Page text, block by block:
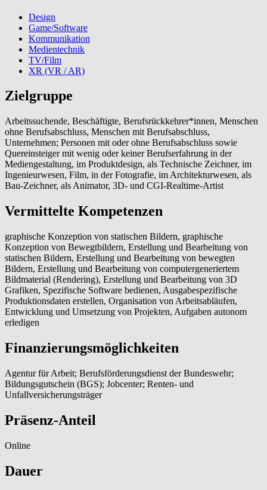
Design
Game/Software
Kommunikation
Medientechnik
TV/Film
XR (VR / AR)
Zielgruppe
Arbeitssuchende, Beschäftigte, Berufsrückkehrer*innen, Menschen
ohne Berufsabschluss, Menschen mit Berufsabschluss,
Unternehmen; Personen mit oder ohne Berufsabschluss sowie
Quereinsteiger mit wenig oder keiner Berufserfahrung in der
Mediengestaltung, im Produktdesign, als Technische Zeichner, im
Ingenieurwesen, Film, in der Fotografie, im Architekturwesen, als
Bau-Zeichner, als Animator, 3D- und CGI-Realtime-Artist
Vermittelte Kompetenzen
graphische Konzeption von statischen Bildern, graphische
Konzeption von Bewegtbildern, Erstellung und Bearbeitung von
statischen Bildern, Erstellung und Bearbeitung von bewegten
Bildern, Erstellung und Bearbeitung von computergeneriertem
Bildmaterial (Rendering), Erstellung und Bearbeitung von 3D
Grafiken, Spezifische Software bedienen, Ausgabespezifische
Produktionsdaten erstellen, Organisation von Arbeitsabläufen,
Entwicklung und Umsetzung von Projekten, Aufgaben autonom
erledigen
Finanzierungsmöglichkeiten
Agentur für Arbeit; Berufsförderungsdienst der Bundeswehr;
Bildungsgutschein (BGS); Jobcenter; Renten- und
Unfallversicherungsträger
Präsenz-Anteil
Online
Dauer